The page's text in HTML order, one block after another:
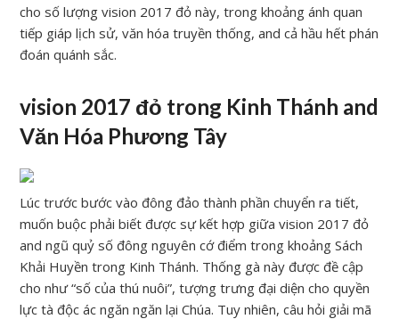
cho số lượng vision 2017 đỏ này, trong khoảng ánh quan
tiếp giáp lịch sử, văn hóa truyền thống, and cả hầu hết phán
đoán quánh sắc.
vision 2017 đỏ trong Kinh Thánh and
Văn Hóa Phương Tây
Lúc trước bước vào đông đảo thành phần chuyển ra tiết,
muốn buộc phải biết được sự kết hợp giữa vision 2017 đỏ
and ngũ quỷ số đông nguyên cớ điểm trong khoảng Sách
Khải Huyền trong Kinh Thánh. Thống gà này được đề cập
cho như “số của thú nuôi”, tượng trưng đại diện cho quyền
lực tà độc ác ngăn ngăn lại Chúa. Tuy nhiên, câu hỏi giải mã